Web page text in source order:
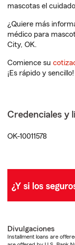
mascotas el
¿Quiere más
médico para
City, OK.
Comience su
¡Es rápido y sencillo!
Credenciales y
OK-10011578
Divulgaciones
Installment loans are